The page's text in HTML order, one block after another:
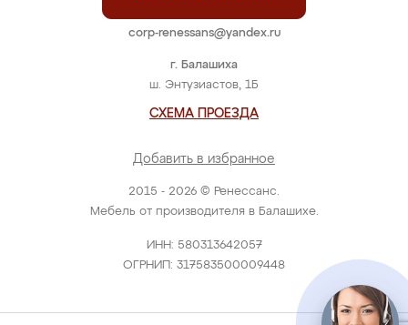
2015 - 2026 © Ренессанс.
Мебель от производителя в Балашихе.
ИНН: 580313642057
ОГРНИП: 317583500009448
г. Балашиха
ш. Энтузиастов, 1Б
СХЕМА ПРОЕЗДА
Добавить в избранное
corp-renessans@yandex.ru